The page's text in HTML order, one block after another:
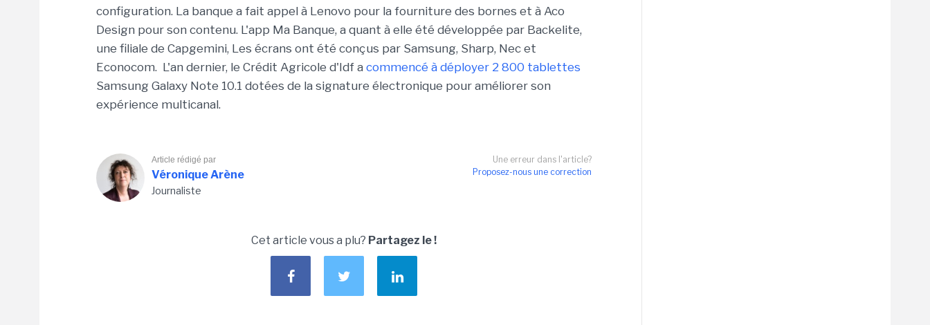
configuration. La banque a fait appel à Lenovo pour la fourniture des bornes et à Aco
Design pour son contenu. L'app Ma Banque, a quant à elle été développée par Backelite,
une filiale de Capgemini, Les écrans ont été conçus par Samsung, Sharp, Nec et
Econocom. L'an dernier, le Crédit Agricole d'Idf a commencé à déployer 2 800 tablettes
Samsung Galaxy Note 10.1 dotées de la signature électronique pour améliorer son
expérience multicanal.
Une erreur dans l'article?
Proposez-nous une correction
Article rédigé par
Véronique Arène
Journaliste
Cet article vous a plu? Partagez le !